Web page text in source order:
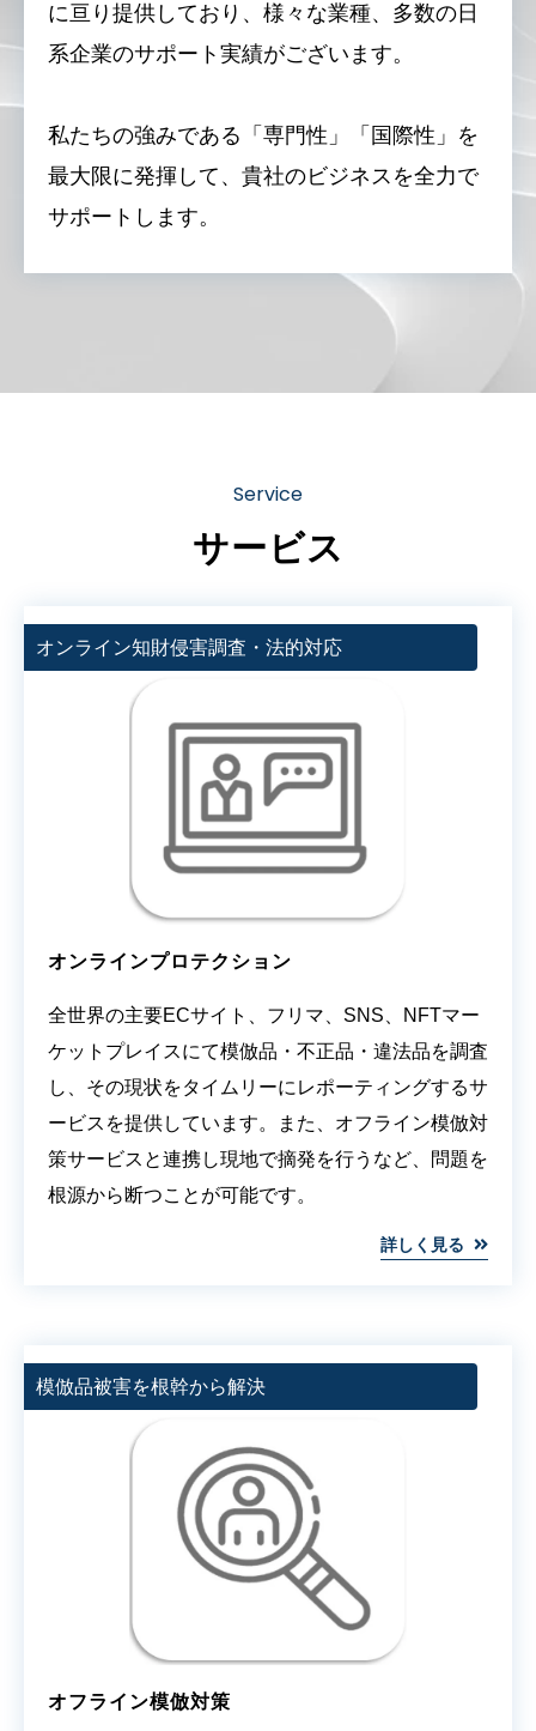
に亘り提供しており、様々な業種、多数の日
系企業のサポート実績がございます。
私たちの強みである「専門性」「国際性」を
最大限に発揮して、貴社のビジネスを全力で
サポートします。
Service
サービス
オンライン知財侵害調査・法的対応
オンラインプロテクション
全世界の主要ECサイト、フリマ、SNS、NFTマー
ケットプレイスにて模倣品・不正品・違法品を調査
し、その現状をタイムリーにレポーティングするサ
ービスを提供しています。また、オフライン模倣対
策サービスと連携し現地で摘発を行うなど、問題を
根源から断つことが可能です。
詳しく見る
模倣品被害を根幹から解決
オフライン模倣対策